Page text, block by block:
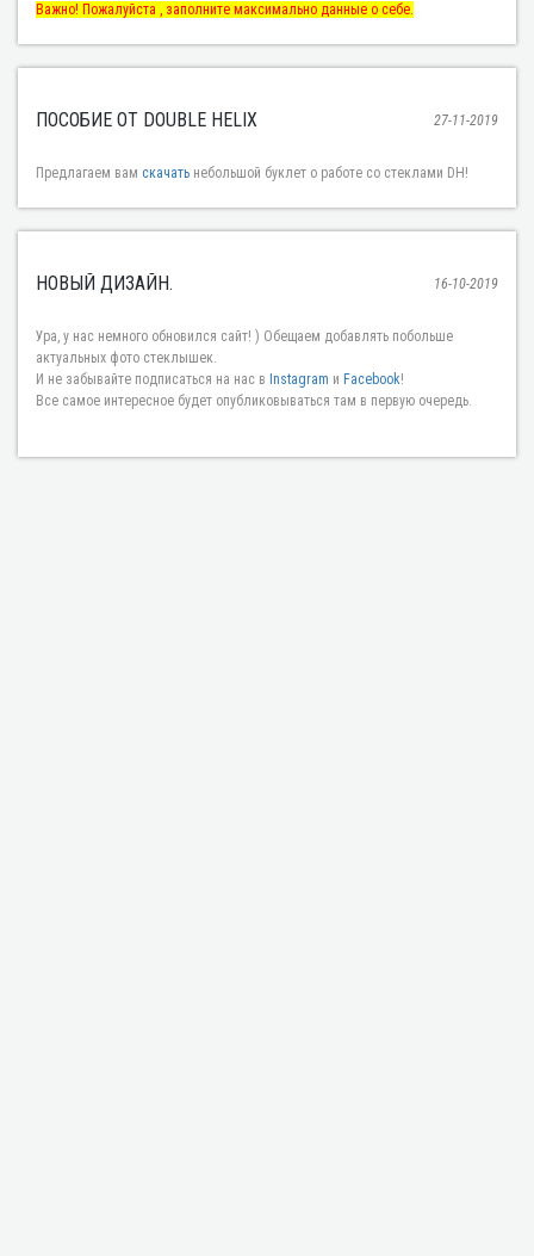
Важно! Пожалуйста , заполните максимально данные о себе.
27-11-2019
ПОСОБИЕ ОТ DOUBLE HELIX
Предлагаем вам скачать небольшой буклет о работе со стеклами DH!
16-10-2019
НОВЫЙ ДИЗАЙН.
Ура, у нас немного обновился сайт! ) Обещаем добавлять побольше
актуальных фото стеклышек.
И не забывайте подписаться на нас в Instagram и Facebook!
Все самое интересное будет опубликовываться там в первую очередь.